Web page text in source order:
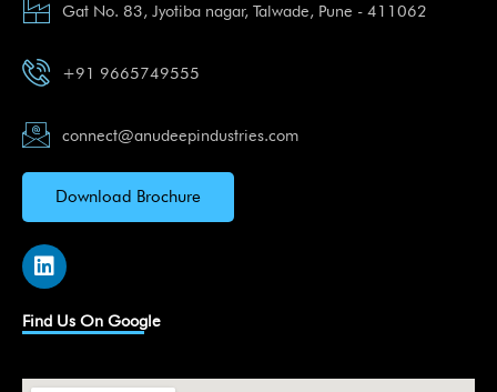
Gat No. 83, Jyotiba nagar, Talwade, Pune - 411062
+91 9665749555
connect@anudeepindustries.com
Download Brochure
L
i
k
e
Find Us On Google